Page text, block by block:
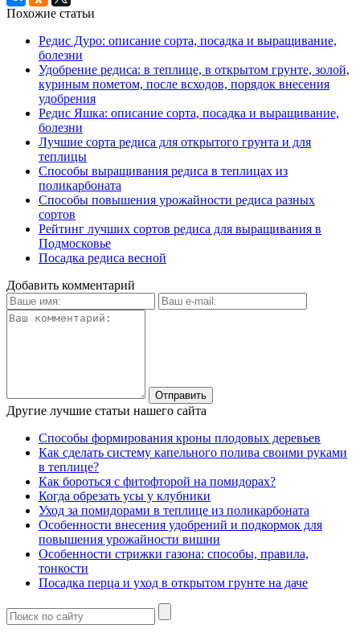
Похожие статьи
Редис Дуро: описание сорта, посадка и выращивание,
болезни
Удобрение редиса: в теплице, в открытом грунте, золой,
куриным пометом, после всходов, порядок внесения
удобрения
Редис Яшка: описание сорта, посадка и выращивание,
болезни
Лучшие сорта редиса для открытого грунта и для
теплицы
Способы выращивания редиса в теплицах из
поликарбоната
Способы повышения урожайности редиса разных
сортов
Рейтинг лучших сортов редиса для выращивания в
Подмосковье
Посадка редиса весной
Добавить комментарий
Другие лучшие статьи нашего сайта
Способы формирования кроны плодовых деревьев
Как сделать систему капельного полива своими руками
в теплице?
Как бороться с фитофторой на помидорах?
Когда обрезать усы у клубники
Уход за помидорами в теплице из поликарбоната
Особенности внесения удобрений и подкормок для
повышения урожайности вишни
Особенности стрижки газона: способы, правила,
тонкости
Посадка перца и уход в открытом грунте на даче